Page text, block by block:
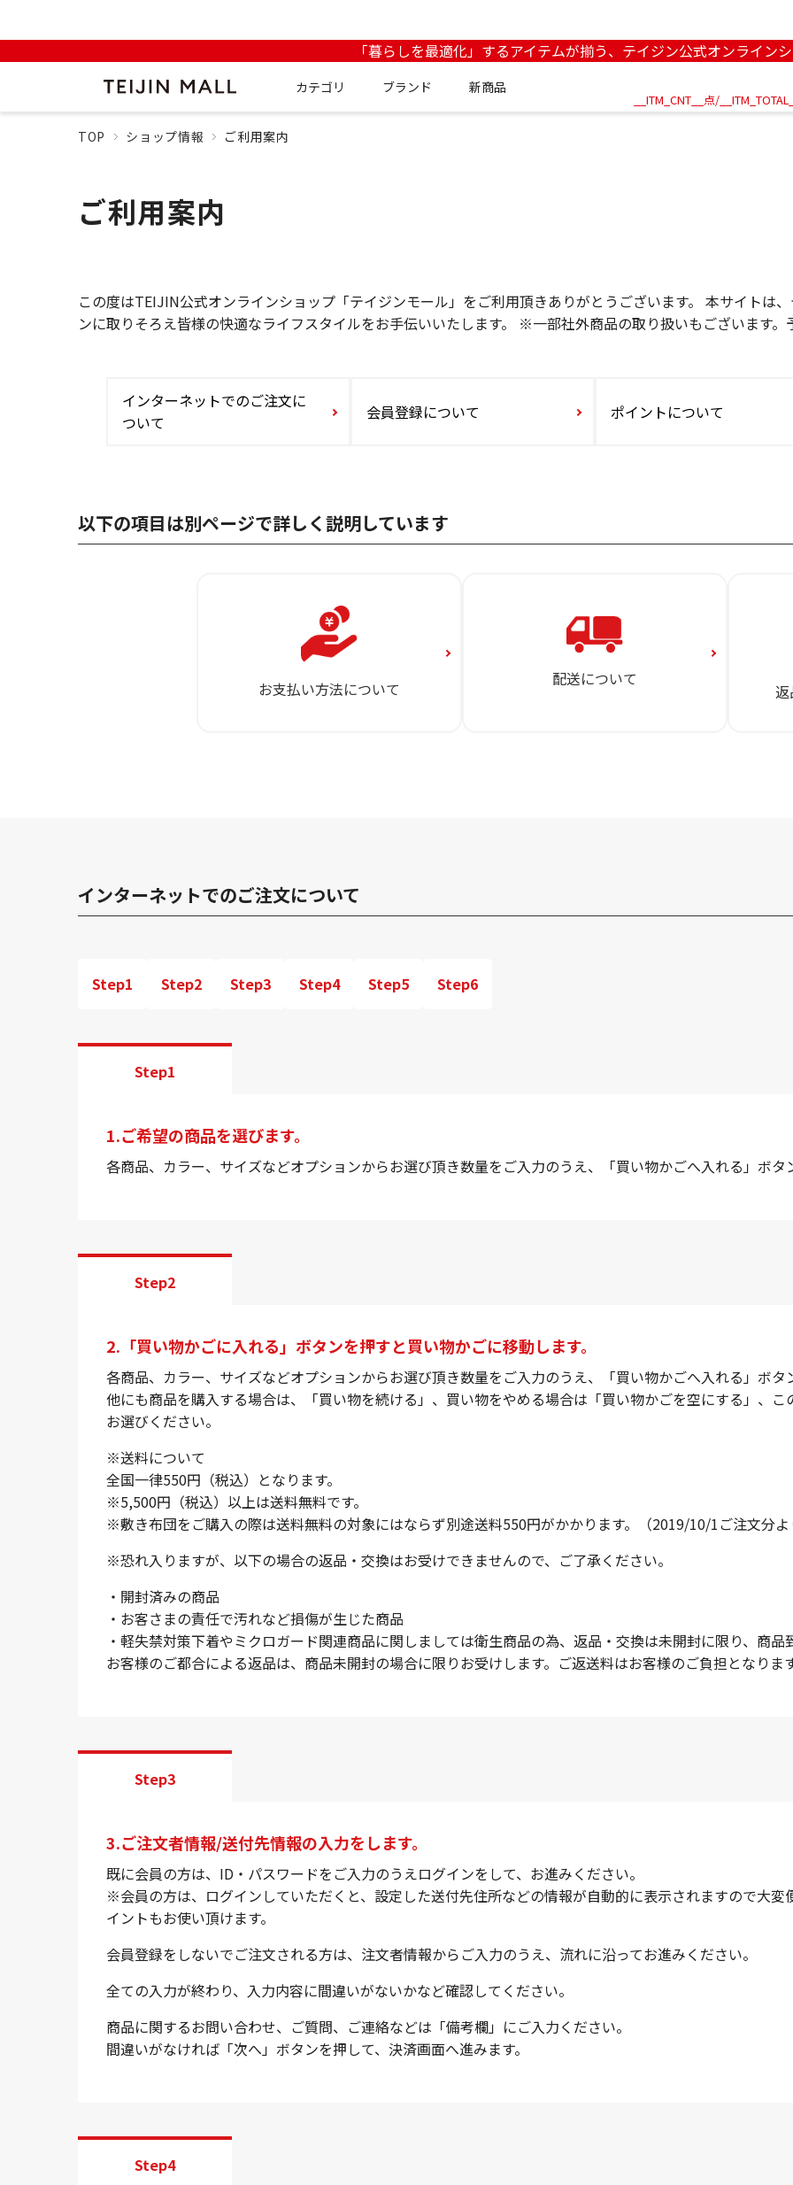
「暮らしを最適化」するアイテムが揃う、テイジン公式オンライン
カテゴリ ブランド 新商品
__ITM_CNT__点/
TOP ショップ情報 ご利用案内
ご利用案内
この度はTEIJIN公式オンラインショップ「テイジンモール」をご利用頂きありがとうございます。 本サイトは
ンに取りそろえ皆様の快適なライフスタイルをお手伝いいたします。 ※一部社外商品の取り扱いもございます。
インターネットでのご注文に
ついて
会員登録について ポイントについて
以下の項⽬は別ページで詳しく説明しています
お支払い方法について 配送について
インターネットでのご注文について
Step1 Step2 Step3 Step4 Step5 Step6
Step1
1.ご希望の商品を選びます。
各商品、カラー、サイズなどオプションからお選び頂き数量をご入力のうえ、「買い物かごへ入れる」ボタ
Step2
2.「買い物かごに入れる」ボタンを押すと買い物かごに移動します。
各商品、カラー、サイズなどオプションからお選び頂き数量をご入力のうえ、「買い物かごへ入れる」ボタ
他にも商品を購入する場合は、「買い物を続ける」、買い物をやめる場合は「買い物かごを空にする」、
お選びください。
※送料について
全国一律550円（税込）となります。
※5,500円（税込）以上は送料無料です。
※敷き布団をご購入の際は送料無料の対象にはならず別途送料550円がかかります。（2019/10/1ご注文分
※恐れ入りますが、以下の場合の返品・交換はお受けできませんので、ご了承ください。
・開封済みの商品
・お客さまの責任で汚れなど損傷が生じた商品
・軽失禁対策下着やミクロガード関連商品に関しましては衛生商品の為、返品・交換は未開封に限り、商
お客様のご都合による返品は、商品未開封の場合に限りお受けします。ご返送料はお客様のご負担となりま
Step3
3.ご注文者情報/送付先情報の入力をします。
既に会員の方は、ID・パスワードをご入力のうえログインをして、お進みください。
※会員の方は、ログインしていただくと、設定した送付先住所などの情報が自動的に表示されますので大変
イントもお使い頂けます。
会員登録をしないでご注文される方は、注文者情報からご入力のうえ、流れに沿ってお進みください。
全ての入力が終わり、入力内容に間違いがないかなど確認してください。
商品に関するお問い合わせ、ご質問、ご連絡などは「備考欄」にご入力ください。
間違いがなければ「次へ」ボタンを押して、決済画面へ進みます。
Step4